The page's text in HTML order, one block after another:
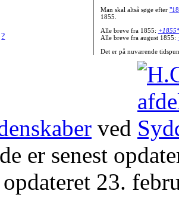
?
Man skal altså søge efter
1855.
Alle breve fra 1855:
Alle breve fra august 1855:
Det er på nuværende
ved
er senest
opdateret 23.